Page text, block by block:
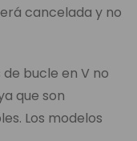
cancelada y no
bucle en V no
que son
Los modelos